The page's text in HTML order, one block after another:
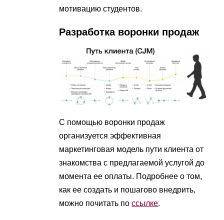
мотивацию студентов.
Разработка воронки продаж
С помощью воронки продаж
организуется эффективная
маркетинговая модель пути клиента от
знакомства с предлагаемой услугой до
момента ее оплаты. Подробнее о том,
как ее создать и пошагово внедрить,
можно почитать поссылке.